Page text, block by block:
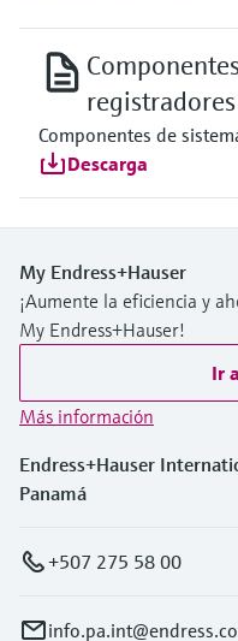
registradores
Componentes de
Descarga
My Endress+Hauser
¡Aumente la eficiencia y
My Endress+Hauser!
Ir
Más información
Endress+Hauser
Panamá
+507 275 58 00